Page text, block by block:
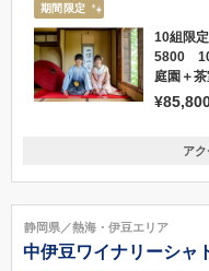
期間限定
10組限
5800 10
庭園＋茶
静岡県焼津市大覚寺2-24-5
054-270-7511
ア
静岡県／熱海・伊豆エリア
中伊豆ワイナリーシャ